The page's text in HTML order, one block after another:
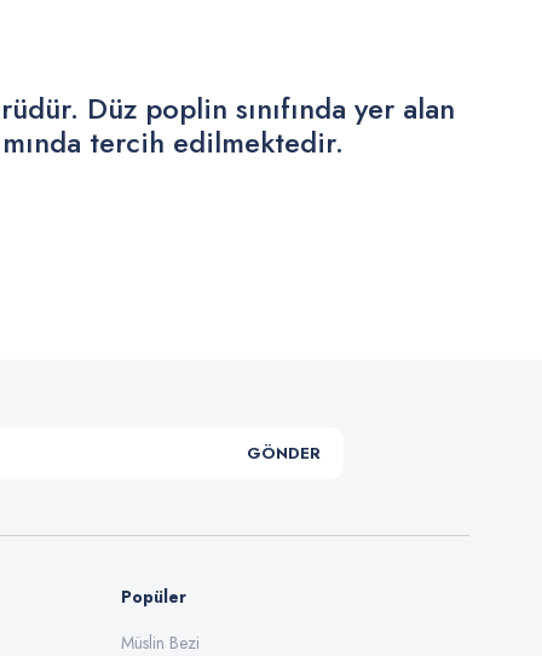
Düz poplin sınıfında yer alan
tercih edilmektedir.
GÖNDER
Popüler
Müslin Bezi